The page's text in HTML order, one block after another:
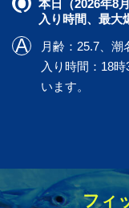
本日（2026年8
入り時間、最大
月齢：25.7、
入り時間：18
います。
フィ